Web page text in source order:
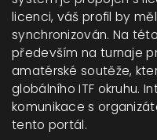
licenci, váš profil by
synchronizován. Na
především na turnaje
amatérské soutěže,
globálního ITF okruhu.
komunikace s
tento portál.